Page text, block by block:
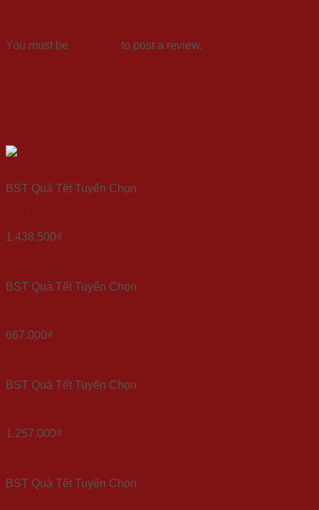
You must be to post a review.
BST Quà Tết Tuyển Chọn
1.438.500₫
BST Quà Tết Tuyển Chọn
667.000₫
BST Quà Tết Tuyển Chọn
1.257.000₫
BST Quà Tết Tuyển Chọn